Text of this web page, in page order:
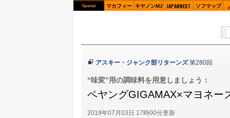
Special マカフィー キヤノンMJ JAPANNEXT ソフマップ
アスキー・ジャンク部リターンズ 第280回
“味変”用の調味料を用意しましょう：
ペヤングGIGAMAX×マヨネー
2019年07月03日 17時00分更新